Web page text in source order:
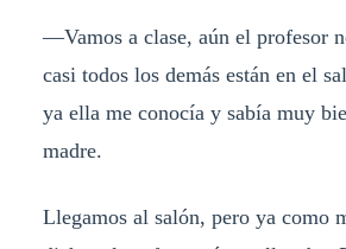
—Vamos a clase, aún el profesor
casi todos los demás están en el
ya ella me conocía y sabía muy
madre.
Llegamos al salón, pero ya como